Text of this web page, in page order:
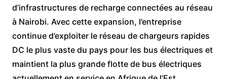
d’infrastructures de recharge connectées au réseau
à Nairobi. Avec cette expansion, l’entreprise
continue d’exploiter le réseau de chargeurs rapides
DC le plus vaste du pays pour les bus électriques et
maintient la plus grande flotte de bus électriques